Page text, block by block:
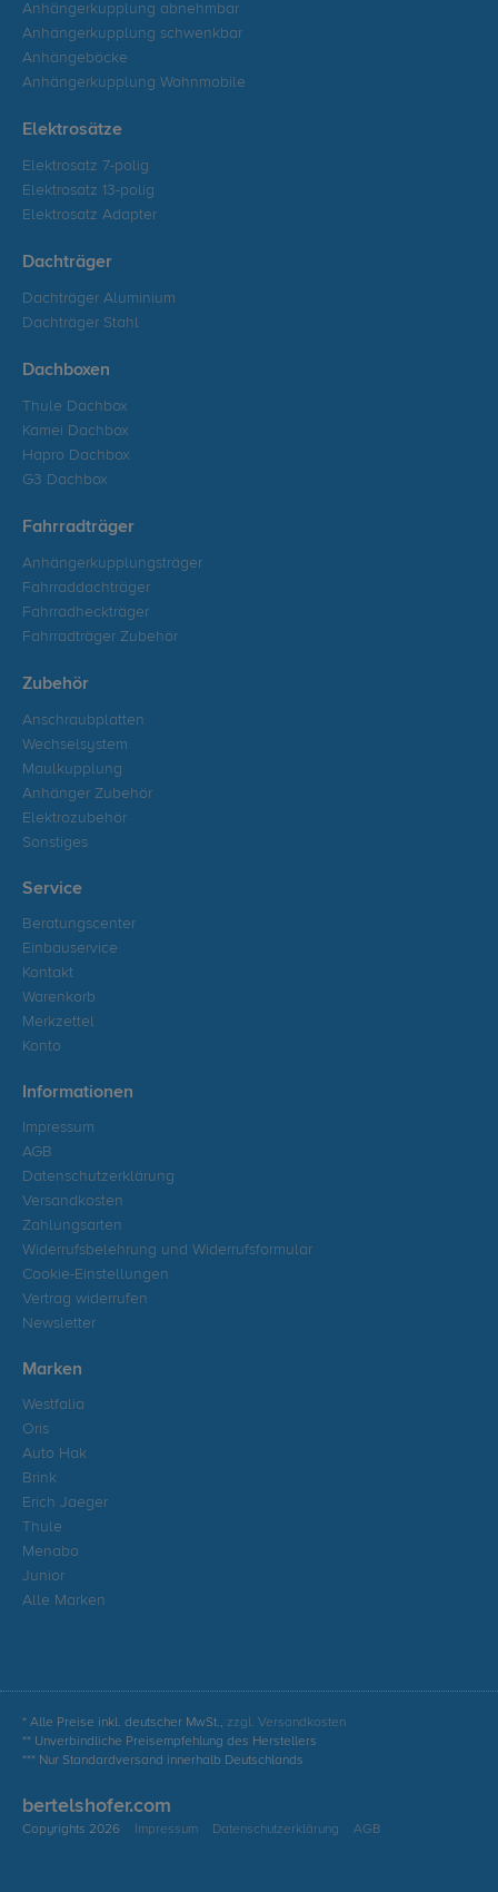
Anhängerkupplung abnehmbar
Anhängerkupplung schwenkbar
Anhängeböcke
Anhängerkupplung Wohnmobile
Elektrosätze
Elektrosatz 7-polig
Elektrosatz 13-polig
Elektrosatz Adapter
Dachträger
Dachträger Aluminium
Dachträger Stahl
Dachboxen
Thule Dachbox
Kamei Dachbox
Hapro Dachbox
G3 Dachbox
Fahrradträger
Anhängerkupplungsträger
Fahrraddachträger
Fahrradheckträger
Fahrradträger Zubehör
Zubehör
Anschraubplatten
Wechselsystem
Maulkupplung
Anhänger Zubehör
Elektrozubehör
Sonstiges
Service
Beratungscenter
Einbauservice
Kontakt
Warenkorb
Merkzettel
Konto
Informationen
Impressum
AGB
Datenschutzerklärung
Versandkosten
Zahlungsarten
Widerrufsbelehrung und Widerrufsformular
Cookie-Einstellungen
Vertrag widerrufen
Newsletter
Marken
Westfalia
Oris
Auto Hak
Brink
Erich Jaeger
Thule
Menabo
Junior
Alle Marken
* Alle Preise inkl. deutscher MwSt., zzgl. Versandkosten
** Unverbindliche Preisempfehlung des Herstellers
*** Nur Standardversand innerhalb Deutschlands
bertelshofer.com
Copyrights 2026 Impressum Datenschutzerklärung AGB